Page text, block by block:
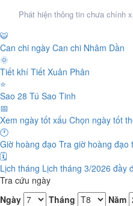
Phát hiện thông tin chưa chính
🐯
Can chi ngày Can chi Nhâm Dần
🌞
Tiết khí Tiết Xuân Phân
⭐
Sao 28 Tú Sao Tinh
📅
Xem ngày tốt xấu Chọn ngày tốt
🕐
Giờ hoàng đạo Tra giờ hoàng đạo
🗓️
Lịch tháng Lịch tháng 3/2026 đầy
Tra cứu ngày
Ngày
Tháng
Năm